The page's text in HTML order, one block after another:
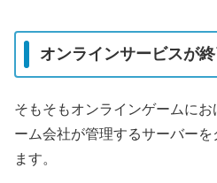
オンラインサービスが
そもそもオンラインゲームに
ーム会社が管理するサーバー
ます。